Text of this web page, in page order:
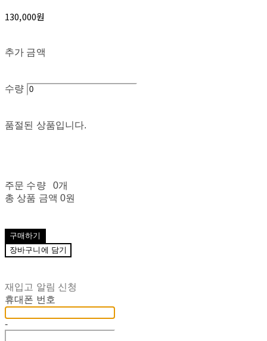
130,000원
추가 금액
수량
품절된 상품입니다.
주문 수량
0개
총 상품 금액 0원
구매하기
장바구니에 담기
재입고 알림 신청
휴대폰 번호
-